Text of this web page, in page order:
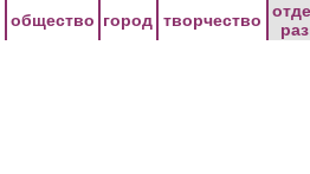
общество город творчество